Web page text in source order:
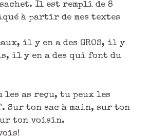
Il est rempli de 8
à partir de mes textes
il y en a des GROS, il y
il y en a des qui font du
les as reçu, tu peux les
Sur ton sac à main, sur ton
ton voisin.